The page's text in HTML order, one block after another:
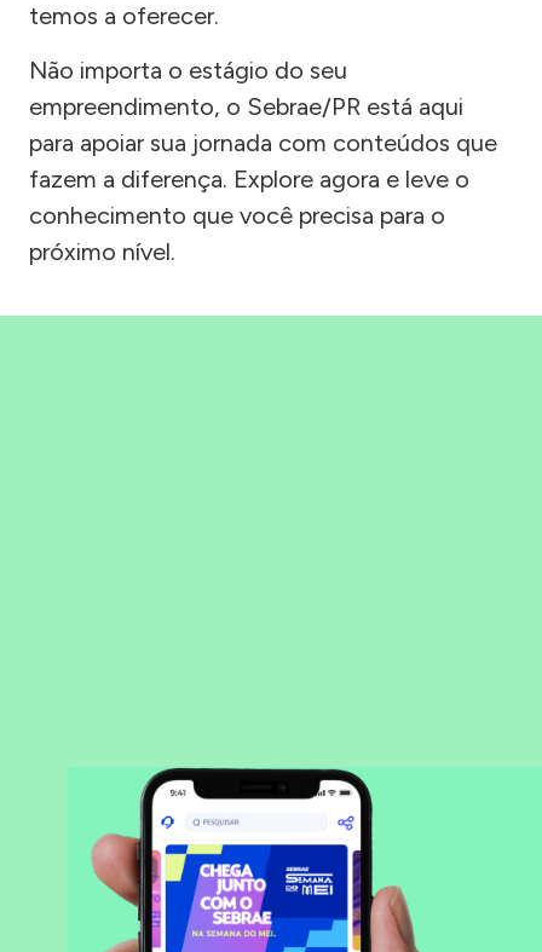
temos a oferecer.
Não importa o estágio do seu
empreendimento, o Sebrae/PR está aqui
para apoiar sua jornada com conteúdos que
fazem a diferença. Explore agora e leve o
conhecimento que você precisa para o
próximo nível.